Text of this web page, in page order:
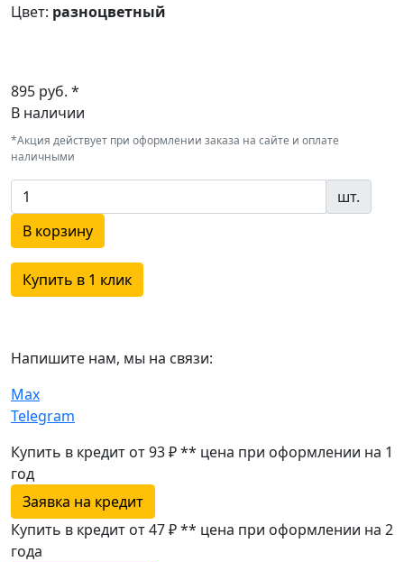
Цвет: разноцветный
895 руб. *
В наличии
*Акция действует при оформлении заказа на сайте и оплате
наличными
шт.
В корзину
Купить в 1 клик
Напишите нам, мы на связи:
Max
Telegram
Купить в кредит от 93 ₽** цена при оформлении на 1
год
Заявка на кредит
Купить в кредит от 47 ₽** цена при оформлении на 2
года